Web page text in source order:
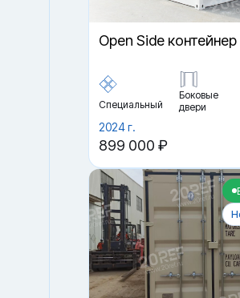
Open Side контейнер
Специальный
Боковые
двери
2024 г.
899 000 ₽